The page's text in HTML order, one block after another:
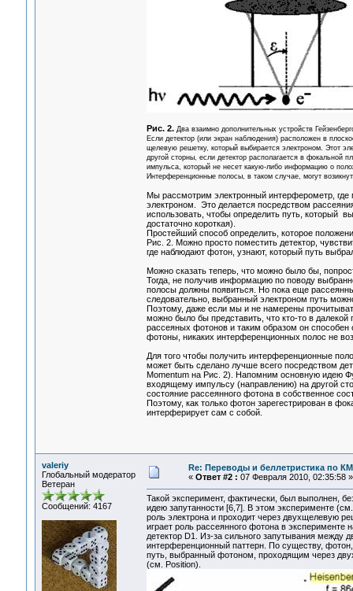
Рис. 2. Два взаимно дополнительных устройств
Если детектор (или экран наблюдения) расположен в
щелевую решетку, который выбирается электроном. Этот
другой сторны, если детектор располагается в фокальной
импульса, который не несет какую-либо информацию о
Интерференционные полосы, в таком случае, могут
Мы рассмотрим электронный интерферометр,
электроном. Это делается посредством
использовать, чтобы определить путь, который
достаточно короткая).
Простейший способ определить, которое
Рис. 2. Можно просто поместить детектор,
где наблюдают фотон, узнают, который путь
Можно сказать теперь, что можно было бы,
Тогда, не получив информацию по поводу
полосы должны появиться. Но пока еще
следовательно, выбранный электроном путь
Поэтому, даже если мы и не намерены
можно было бы представить, что кто-то в далекой
рассеяных фотонов и таким образом он
фотоны, никаких интерференционных полос не
Для того чтобы получить интерференционные
может быть сделано лучше всего посредством
Momentum на Рис. 2). Напомним основную идею
входящему импульсу (направлению) на другой
состояние рассеянного фотона в собственное
Поэтому, как только фотон зарегестрирован в
интерферирует сам с собой.
valeriy
Глобальный модератор
Ветеран
Сообщений: 4167
Re: Переводы и беллетристика по КМ
« Ответ #2 : 07 Февраля 2010, 02:35:58 »
Такой эксперимент, фактически, был выполнен,
идею запутанности [6,7]. В этом эксперименте
роль электрона и проходит через двухщелевую
играет роль рассеянного фотона в эксперименте
детектор D1. Из-за сильного запутывания
интерференционный паттерн. По существу,
путь, выбранный фотоном, проходящим через
(см. Position).